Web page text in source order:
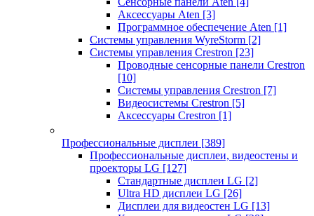
Аксессуары Aten [3]
Программное обеспечение Aten [1]
Системы управления WyreStorm [2]
Системы управления Crestron [23]
Проводные сенсорные панели Crestron
[10]
Системы управления Crestron [7]
Видеосистемы Crestron [5]
Аксессуары Crestron [1]
Профессиональные дисплеи [389]
Профессиональные дисплеи, видеостены и
проекторы LG [127]
Стандартные дисплеи LG [2]
Ultra HD дисплеи LG [26]
Дисплеи для видеостен LG [13]